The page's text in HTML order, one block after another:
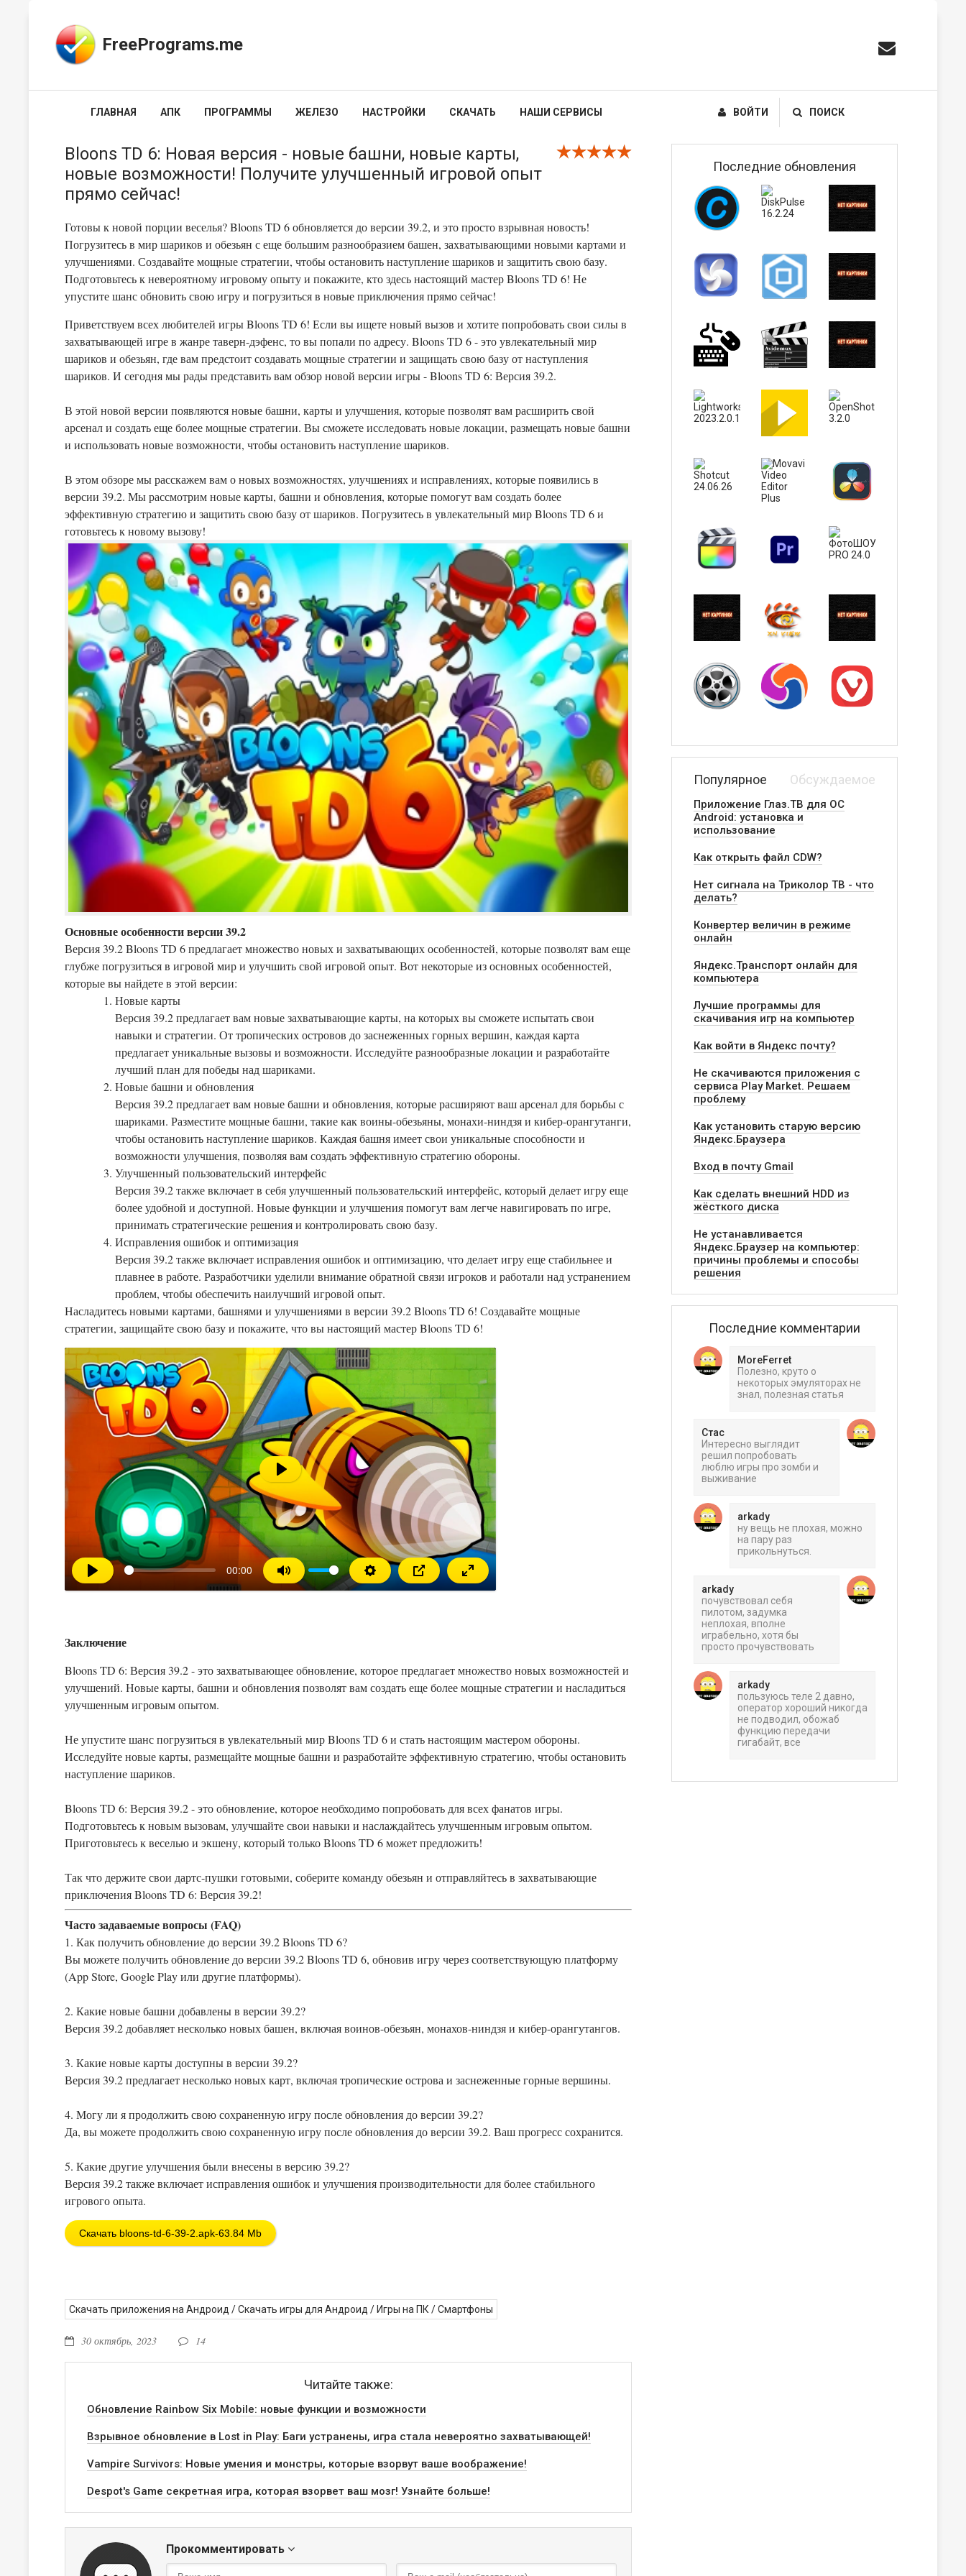
FreePrograms.me
ГЛАВНАЯ АПК ПРОГРАММЫ ЖЕЛЕЗО НАСТРОЙКИ СКАЧАТЬ НАШИ СЕРВИСЫ ВОЙТИ ПОИСК
Bloons TD 6: Новая версия - новые башни, новые карты,
новые возможности! Получите улучшенный игровой опыт
прямо сейчас!
Готовы к новой порции веселья? Bloons TD 6 обновляется до версии 39.2, и это просто взрывная новость!
Погрузитесь в мир шариков и обезьян с еще большим разнообразием башен, захватывающими новыми картами и
улучшениями. Создавайте мощные стратегии, чтобы остановить наступление шариков и защитить свою базу.
Подготовьтесь к невероятному игровому опыту и покажите, кто здесь настоящий мастер Bloons TD 6! Не
упустите шанс обновить свою игру и погрузиться в новые приключения прямо сейчас!
Приветствуем всех любителей игры Bloons TD 6! Если вы ищете новый вызов и хотите попробовать свои силы в
захватывающей игре в жанре таверн-дэфенс, то вы попали по адресу. Bloons TD 6 - это увлекательный мир
шариков и обезьян, где вам предстоит создавать мощные стратегии и защищать свою базу от наступления
шариков. И сегодня мы рады представить вам обзор новой версии игры - Bloons TD 6: Версия 39.2.
В этой новой версии появляются новые башни, карты и улучшения, которые позволят вам расширить свой
арсенал и создать еще более мощные стратегии. Вы сможете исследовать новые локации, размещать новые башни
и использовать новые возможности, чтобы остановить наступление шариков.
В этом обзоре мы расскажем вам о новых возможностях, улучшениях и исправлениях, которые появились в
версии 39.2. Мы рассмотрим новые карты, башни и обновления, которые помогут вам создать более
эффективную стратегию и защитить свою базу от шариков. Погрузитесь в увлекательный мир Bloons TD 6 и
готовьтесь к новому вызову!
Основные особенности версии 39.2
Версия 39.2 Bloons TD 6 предлагает множество новых и захватывающих особенностей, которые позволят вам еще
глубже погрузиться в игровой мир и улучшить свой игровой опыт. Вот некоторые из основных особенностей,
которые вы найдете в этой версии:
Новые карты
Версия 39.2 предлагает вам новые захватывающие карты, на которых вы сможете испытать свои
навыки и стратегии. От тропических островов до заснеженных горных вершин, каждая карта
предлагает уникальные вызовы и возможности. Исследуйте разнообразные локации и разработайте
лучший план для победы над шариками.
Новые башни и обновления
Версия 39.2 предлагает вам новые башни и обновления, которые расширяют ваш арсенал для борьбы с
шариками. Разместите мощные башни, такие как воины-обезьяны, монахи-ниндзя и кибер-орангутанги,
чтобы остановить наступление шариков. Каждая башня имеет свои уникальные способности и
возможности улучшения, позволяя вам создать эффективную стратегию обороны.
Улучшенный пользовательский интерфейс
Версия 39.2 также включает в себя улучшенный пользовательский интерфейс, который делает игру еще
более удобной и доступной. Новые функции и улучшения помогут вам легче навигировать по игре,
принимать стратегические решения и контролировать свою базу.
Исправления ошибок и оптимизация
Версия 39.2 также включает исправления ошибок и оптимизацию, что делает игру еще стабильнее и
плавнее в работе. Разработчики уделили внимание обратной связи игроков и работали над устранением
проблем, чтобы обеспечить наилучший игровой опыт.
Насладитесь новыми картами, башнями и улучшениями в версии 39.2 Bloons TD 6! Создавайте мощные
стратегии, защищайте свою базу и покажите, что вы настоящий мастер Bloons TD 6!
00:00
Воспроизвести
Заключение
Bloons TD 6: Версия 39.2 - это захватывающее обновление, которое предлагает множество новых возможностей и
улучшений. Новые карты, башни и обновления позволят вам создать еще более мощные стратегии и насладиться
улучшенным игровым опытом.
Не упустите шанс погрузиться в увлекательный мир Bloons TD 6 и стать настоящим мастером обороны.
Исследуйте новые карты, размещайте мощные башни и разработайте эффективную стратегию, чтобы остановить
наступление шариков.
Bloons TD 6: Версия 39.2 - это обновление, которое необходимо попробовать для всех фанатов игры.
Подготовьтесь к новым вызовам, улучшайте свои навыки и наслаждайтесь улучшенным игровым опытом.
Приготовьтесь к веселью и экшену, который только Bloons TD 6 может предложить!
Так что держите свои дартс-пушки готовыми, соберите команду обезьян и отправляйтесь в захватывающие
приключения Bloons TD 6: Версия 39.2!
Часто задаваемые вопросы (FAQ)
1. Как получить обновление до версии 39.2 Bloons TD 6?
Вы можете получить обновление до версии 39.2 Bloons TD 6, обновив игру через соответствующую платформу
(App Store, Google Play или другие платформы).
2. Какие новые башни добавлены в версии 39.2?
Версия 39.2 добавляет несколько новых башен, включая воинов-обезьян, монахов-ниндзя и кибер-орангутангов.
3. Какие новые карты доступны в версии 39.2?
Версия 39.2 предлагает несколько новых карт, включая тропические острова и заснеженные горные вершины.
4. Могу ли я продолжить свою сохраненную игру после обновления до версии 39.2?
Да, вы можете продолжить свою сохраненную игру после обновления до версии 39.2. Ваш прогресс сохранится.
5. Какие другие улучшения были внесены в версию 39.2?
Версия 39.2 также включает исправления ошибок и улучшения производительности для более стабильного
игрового опыта.
Скачать bloons-td-6-39-2.apk-63.84 Mb
Скачать приложения на Андроид /Скачать игры для Андроид /Игры на ПК /Смартфоны
30 октябрь, 2023 14
Читайте также:
Обновление Rainbow Six Mobile: новые функции и возможности
Взрывное обновление в Lost in Play: Баги устранены, игра стала невероятно захватывающей!
Vampire Survivors: Новые умения и монстры, которые взорвут ваше воображение!
Despot's Game секретная игра, которая взорвет ваш мозг! Узнайте больше!
Прокомментировать
Последние обновления
Популярное Обсуждаемое
Приложение Глаз.ТВ для ОС
Android: установка и
использование
Как открыть файл CDW?
Нет сигнала на Триколор ТВ - что
делать?
Конвертер величин в режиме
онлайн
Яндекс.Транспорт онлайн для
компьютера
Лучшие программы для
скачивания игр на компьютер
Как войти в Яндекс почту?
Не скачиваются приложения с
сервиса Play Market. Решаем
проблему
Как установить старую версию
Яндекс.Браузера
Вход в почту Gmail
Как сделать внешний HDD из
жёсткого диска
Не устанавливается
Яндекс.Браузер на компьютер:
причины проблемы и способы
решения
Последние комментарии
MoreFerret
Полезно, круто о
некоторых эмуляторах не
знал, полезная статья
Стас
Интересно выглядит
решил попробовать
люблю игры про зомби и
выживание
arkady
ну вещь не плохая, можно
на пару раз
прикольнуться.
arkady
почувствовал себя
пилотом, задумка
неплохая, вполне
играбельно, хотя бы
просто прочувствовать
arkady
пользуюсь теле 2 давно,
оператор хороший никогда
не подводил, обожаб
функцию передачи
гигабайт, все